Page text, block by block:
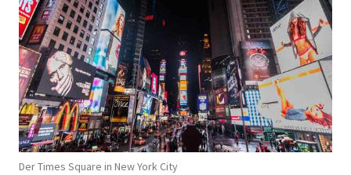
Der Times Square in New York City